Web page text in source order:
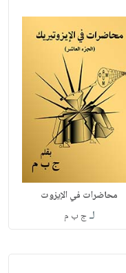
محاضرات في الإيزوت
لـج ب م